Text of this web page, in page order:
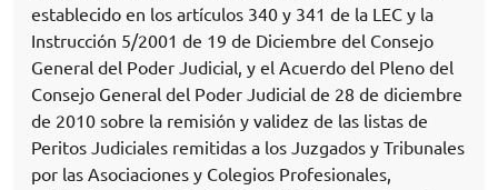
establecido en los artículos 340 y 341 de la LEC y la
Instrucción 5/2001 de 19 de Diciembre del Consejo
General del Poder Judicial, y el Acuerdo del Pleno del
Consejo General del Poder Judicial de 28 de diciembre
de 2010 sobre la remisión y validez de las listas de
Peritos Judiciales remitidas a los Juzgados y Tribunales
por las Asociaciones y Colegios Profesionales,